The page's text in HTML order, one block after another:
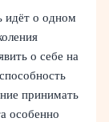
идёт о одном
о себе на
принимать
особенно